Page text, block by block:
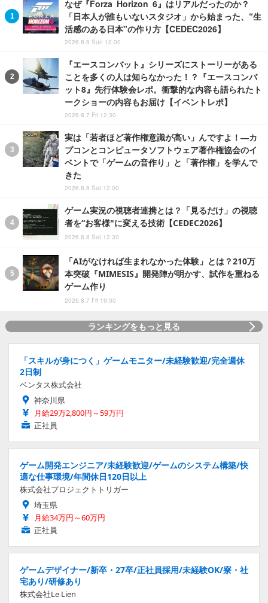
なぜ『Forza Horizon 6』はリアルだったのか？
「日本人が誰もいないスタジオ」から始まった、“生
活感のある日本"の作り方【CEDEC2026】
2026.8.9 Sun 12:00
『エースコンバット』シリーズにストーリーがある
ことを多くの人は知らなかった！？『エースコンバ
ット8』先行体験会レポ。衝撃的な内容も語られたト
ークショーの内容もお届け【イベントレポ】
2026.8.7 Fri 12:30
実は「若者ほど著作権意識が高い」んですよ！―カ
プコンとコンピュータソフトウェア著作権協会のイ
ベントで「ゲームの音作り」と「著作権」を学んで
きた
2026.8.8 Sat 12:00
ゲーム実況の視聴者連携とは？「見るだけ」の視聴
者を“お客様"に変える技術【CEDEC2026】
2026.8.8 Sat 12:30
「AIがなければ生まれなかった体験」とは？210万
本突破『MIMESIS』開発陣が明かす、試作を重ねる
ゲーム作り
2026.8.7 Fri 19:00
ランキングをもっと見る
「スキルが身につく」ゲームモニター/未経験歓迎/完全週休
2日制
ベンタス株式会社
神奈川県
月給29万2,800円～59万円
正社員
ゲーム開発エンジニア/未経験歓迎/ゲームのシステム構築/快
適な仕事環境/年間休日120日以上
株式会社プロジェクトトリガー
埼玉県
月給34万円～60万円
正社員
ゲームデザイナー/新卒・27卒/正社員採用/未経験OK/寮・社
宅あり/研修あり
株式会社Le Lien